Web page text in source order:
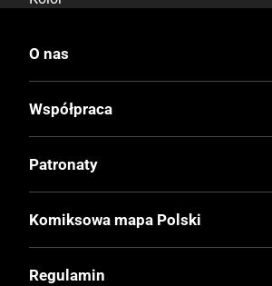
Oprawa
Twarda
Format
162x237 mm
Liczba Stron
160
O nas
Współpraca
Patronaty
Komiksowa mapa Polski
Regulamin